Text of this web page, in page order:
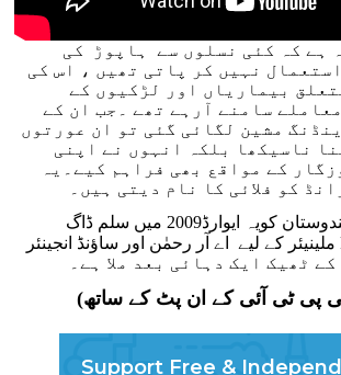
ہے کہ کئی نسلوں سے ہاپوڑ کی
نہیں کر پاتی تھیں ، اس کی
بیماریاں اور لڑکیوں کے
سامنے آرہے تھے ۔جب ان کے
مشین لگائی گئی تو ان عورتوں
ناسیکھا بلکہ انہوں نے اپنی
کے مواقع بھی فراہم کیے۔یہ
کو فلائی کا نام دیتی ہیں۔
غور طلب ہے کہ ہندوستان کویہ ایوارڈ2009 میں سلم ڈاگ
ملینیئر کے لیے اے آر رحمٰن اور ساؤنڈ انجینئر Resul Pookutty کے
ٹھیک ایک دہائی بعد ملا ہے۔
Support Free &